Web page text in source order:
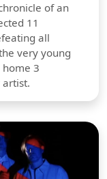
of an
11
all
very young
3
artist.